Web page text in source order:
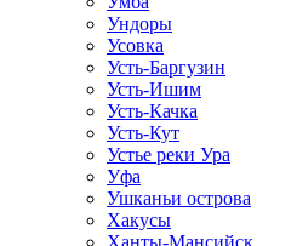
Ундоры
Усовка
Усть-Баргузин
Усть-Ишим
Усть-Качка
Усть-Кут
Устье реки Ура
Уфа
Ушканьи острова
Хакусы
Ханты-Мансийск